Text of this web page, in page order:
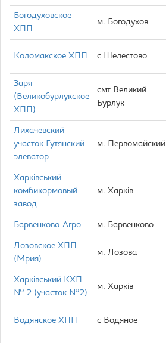
Богодуховское
ХПП
м. Богодухов
Коломакское ХПП с Шелестово
Заря
(Великобурлукское
ХПП)
смт Великий
Бурлук
Лихачевский
участок Гутянский
элеватор
м. Первомайский
Харківський
комбикормовый
завод
м. Харків
Барвенково-Агро м. Барвенково
Лозовское ХПП
(Мрия)
м. Лозова
Харківський КХП
№ 2 (участок №2)
м. Харків
Водянское ХПП с Водяное